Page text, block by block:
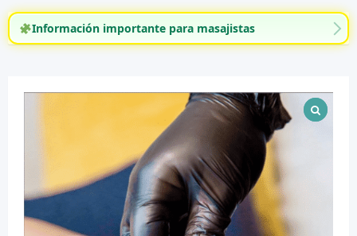
Información importante para masajistas